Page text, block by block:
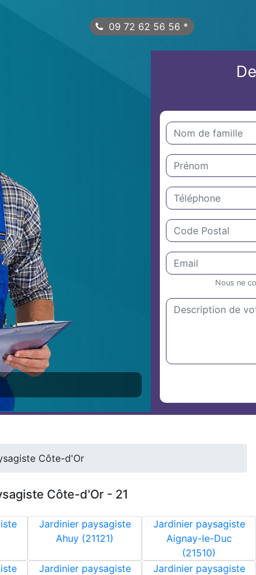
09 72 62 56 56 *
Nous ne
Côte-d'Or
Côte-d'Or - 21
Jardinier paysagiste
Ahuy (21121)
Jardinier paysagiste
Aignay-le-Duc
(21510)
Jardinier paysagiste
Jardinier paysagiste